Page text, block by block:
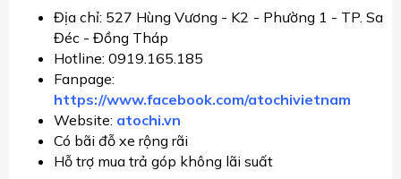
Địa chỉ: 527 Hùng Vương - K2 - Phường 1 - TP. Sa
Đéc - Đồng Tháp
Hotline: 0919.165.185
Fanpage:
https://www.facebook.com/atochivietnam
Website: atochi.vn
Có bãi đỗ xe rộng rãi
Hỗ trợ mua trả góp không lãi suất